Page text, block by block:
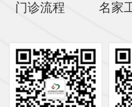
门诊流程 名家